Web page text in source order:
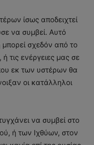
ίσως αποδειχτεί
να συμβεί. Αυτό
σχεδόν από το
τις ενέργειες μας σε
εκ των υστέρων θα
οι κατάλληλοι
να συμβεί στο
ή των Ιχθύων, στον